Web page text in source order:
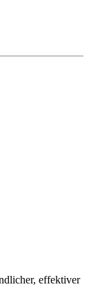
effektiver